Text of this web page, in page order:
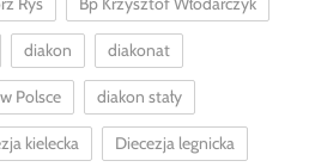
diakon diakonat
Polsce diakon stały
kielecka Diecezja legnicka